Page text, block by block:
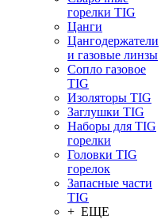
горелки TIG
Цанги
Цангодержатели
и газовые линзы
Сопло газовое
TIG
Изоляторы TIG
Заглушки TIG
Наборы для TIG
горелки
Головки TIG
горелок
Запасные части
TIG
+ ЕЩЕ